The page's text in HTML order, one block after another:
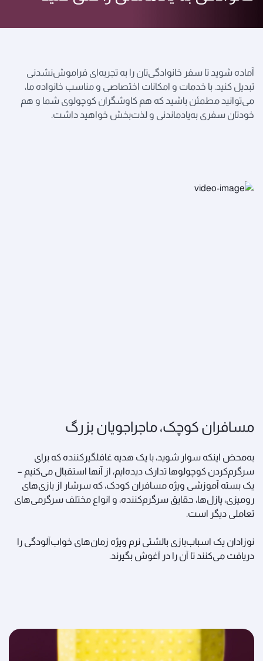
آماده شوید تا سفر خانوادگی‌تان را به تجربه‌ای فراموش‌نشدنی
تبدیل کنید. با خدمات و امکانات اختصاصی و مناسب خانواده ما،
می‌توانید مطمئن باشید که هم کاوشگران کوچولوی شما و هم
خودتان سفری به‌یاد‌ماندنی و لذت‌بخش خواهید داشت.
مسافران کوچک، ماجراجویان بزرگ
به‌محض اینکه سوار شوید، با یک هدیه غافلگیرکننده که برای
سرگرم‌کردن کوچولوها تدارک دیده‌ایم، از آنها استقبال می‌کنیم –
یک بسته آموزشی ویژه مسافران کودک، که سرشار از بازی‌های
رومیزی، پازل‌ها، حقایق سرگرم‌کننده، و انواع مختلف سرگرمی‌های
تعاملی دیگر است.
نوزادان یک اسباب‌بازی بالشتی نرم ویژه زمان‌های خواب‌آلودگی را
دریافت می‌کنند تا آن را در آغوش بگیرند.